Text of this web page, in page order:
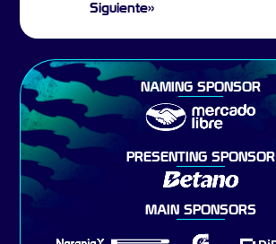
Siguiente»
NAMING SPONSOR
PRESENTING SPONSOR
MAIN SPONSORS